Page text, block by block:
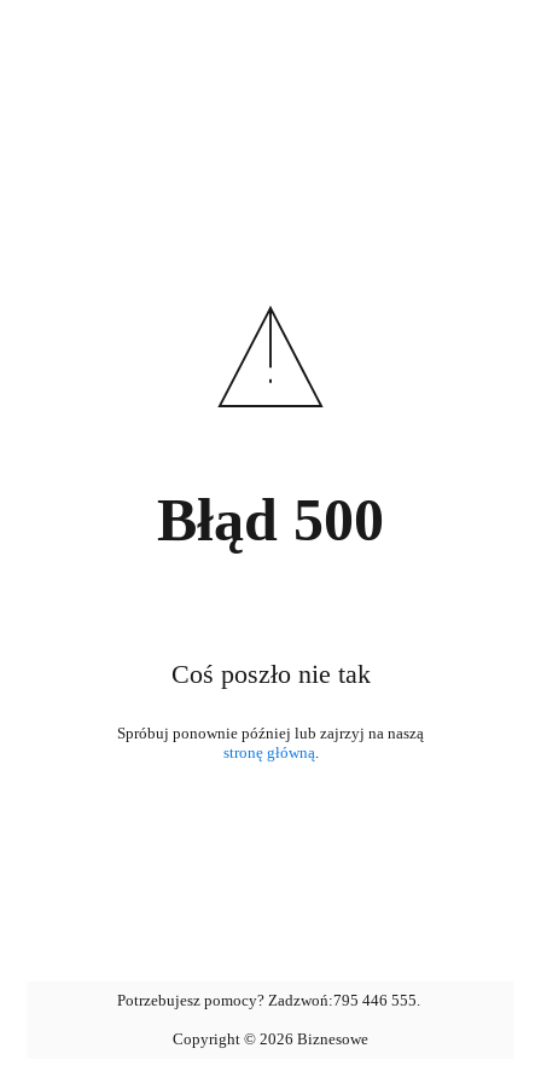
Błąd 500
Coś poszło nie tak
stronę główną.
Potrzebujesz pomocy? Zadzwoń:795 446 555.
Copyright © 2026 Biznesowe